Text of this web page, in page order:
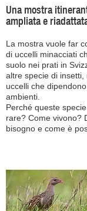
Una mostra
ampliata e
La mostra vuole far
di uccelli minacciati
suolo nei prati in
altre specie di insetti,
uccelli che
ambienti.
Perché queste
rare? Come vivono?
bisogno e come è